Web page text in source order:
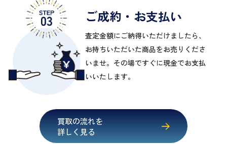
ご成約・お支払い
査定金額にご納得いただけましたら、
お持ちいただいた商品をお売りくださ
いませ。その場ですぐに現金でお支払
いいたします。
買取の流れを
詳しく見る